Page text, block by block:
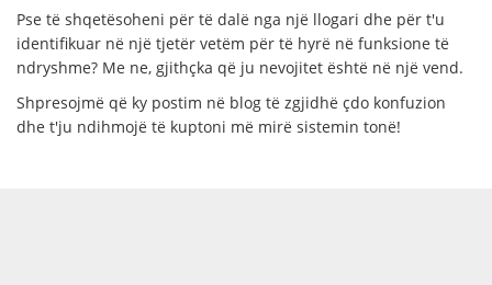
Pse të shqetësoheni për të dalë nga një llogari dhe për t'u
identifikuar në një tjetër vetëm për të hyrë në funksione të
ndryshme? Me ne, gjithçka që ju nevojitet është në një vend.
Shpresojmë që ky postim në blog të zgjidhë çdo konfuzion
dhe t'ju ndihmojë të kuptoni më mirë sistemin tonë!